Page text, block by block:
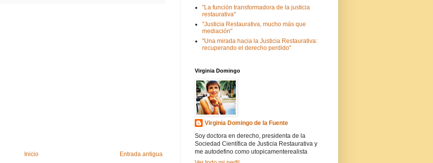
Entrada antigua
Inicio
"La función transformadora de la justicia
restaurativa"
"Justicia Restaurativa, mucho más que
mediación"
"Una mirada hacia la Justicia Restaurativa:
recuperando el derecho perdido"
Virginia Domingo
Virginia Domingo de la Fuente
Soy doctora en derecho, presidenta de la
Sociedad Científica de Justicia Restaurativa y
me autodefino como utopicamenterealista